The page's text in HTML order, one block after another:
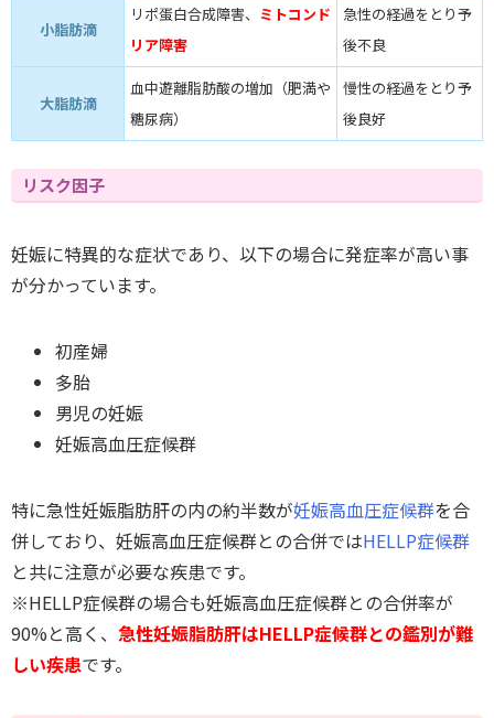
小脂肪滴
リポ蛋白合成障害、 ミトコンド
リア障害
急性の経過をとり予
後不良
大脂肪滴
血中遊離脂肪酸の増加（肥満や
糖尿病）
慢性の経過をとり予
後良好
リスク因子
妊娠に特異的な症状であり、以下の場合に発症率が高い事
が分かっています。
初産婦
多胎
男児の妊娠
妊娠高血圧症候群
特に急性妊娠脂肪肝の内の約半数が妊娠高血圧症候群を合
併しており、妊娠高血圧症候群との合併ではHELLP症候群
と共に注意が必要な疾患です。
※HELLP症候群の場合も妊娠高血圧症候群との合併率が
90%と高く、 急性妊娠脂肪肝はHELLP症候群との鑑別が難
しい疾患です。